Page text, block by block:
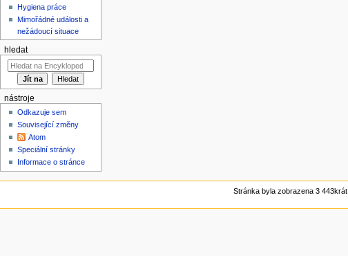
Hygiena práce
Mimořádné události a
nežádoucí situace
hledat
nástroje
Odkazuje sem
Související změny
Atom
Speciální stránky
Informace o stránce
Stránka byla zobrazena 3 443krát.